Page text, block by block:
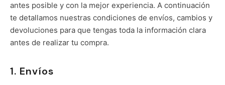
antes posible y con la mejor experiencia. A continuación
te detallamos nuestras condiciones de envíos, cambios y
devoluciones para que tengas toda la información clara
antes de realizar tu compra.
1. Envíos